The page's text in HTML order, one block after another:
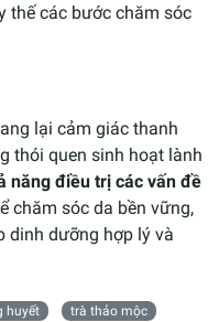
thế các bước chăm sóc
lại cảm giác thanh
thói quen sinh hoạt lành
năng điều trị các vấn đề
chăm sóc da bền vững,
dinh dưỡng hợp lý và
huyết
trà thảo mộc